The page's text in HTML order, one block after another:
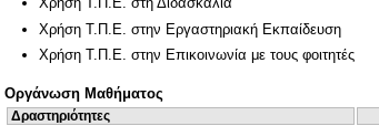
Χρήση Τ.Π.Ε. στην Εργαστηριακή Εκπαίδευση
Χρήση Τ.Π.Ε. στην Επικοινωνία με τους φοιτητές
Οργάνωση Μαθήματος
Δραστηριότητες